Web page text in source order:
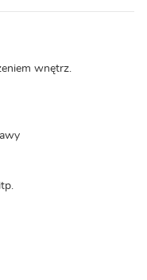
wnętrz.